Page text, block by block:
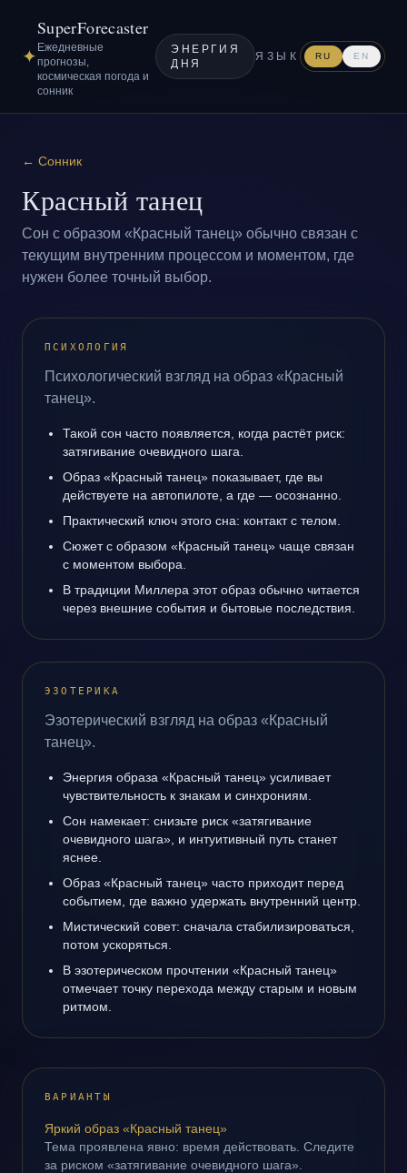
✦
SuperForecaster
Ежедневные
прогнозы,
космическая погода и
сонник
ЭНЕРГИЯ
ДНЯ
ЯЗЫК RU EN
← Сонник
Красный танец
Сон с образом «Красный танец» обычно связан с
текущим внутренним процессом и моментом, где
нужен более точный выбор.
ПСИХОЛОГИЯ
Психологический взгляд на образ «Красный
танец».
Такой сон часто появляется, когда растёт риск:
затягивание очевидного шага.
Образ «Красный танец» показывает, где вы
действуете на автопилоте, а где — осознанно.
Практический ключ этого сна: контакт с телом.
Сюжет с образом «Красный танец» чаще связан
с моментом выбора.
В традиции Миллера этот образ обычно читается
через внешние события и бытовые последствия.
ЭЗОТЕРИКА
Эзотерический взгляд на образ «Красный
танец».
Энергия образа «Красный танец» усиливает
чувствительность к знакам и синхрониям.
Сон намекает: снизьте риск «затягивание
очевидного шага», и интуитивный путь станет
яснее.
Образ «Красный танец» часто приходит перед
событием, где важно удержать внутренний центр.
Мистический совет: сначала стабилизироваться,
потом ускоряться.
В эзотерическом прочтении «Красный танец»
отмечает точку перехода между старым и новым
ритмом.
ВАРИАНТЫ
Яркий образ «Красный танец»
Тема проявлена явно: время действовать. Следите
за риском «затягивание очевидного шага».